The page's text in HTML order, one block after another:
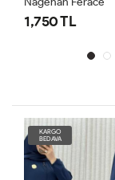
1,750 TL
KARGO
BEDAVA